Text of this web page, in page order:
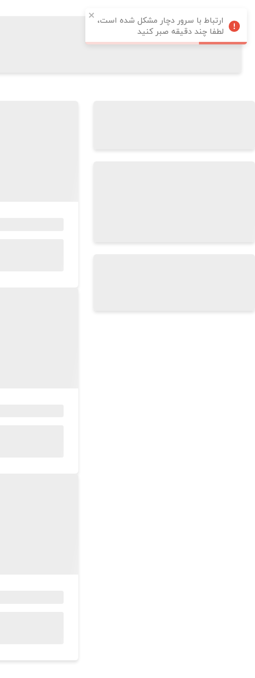
ارتباط با سرور دچار مشکل شده است،
لطفا چند دقیقه صبر کنید